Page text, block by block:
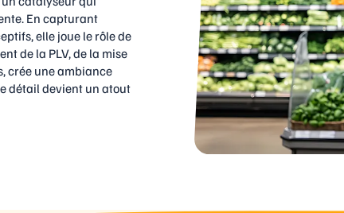
En capturant
elle joue le rôle de
de la PLV, de la mise
crée une ambiance
détail devient un atout